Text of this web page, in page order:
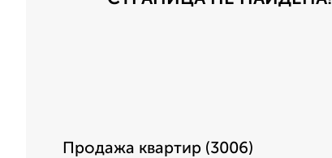
Продажа квартир (3006)